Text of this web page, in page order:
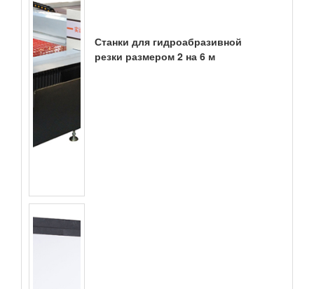
Станки для гидроабразивной
резки размером 2 на 6 м